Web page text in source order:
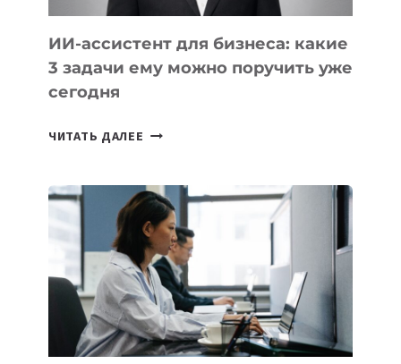
ИИ-ассистент для бизнеса: какие
3 задачи ему можно поручить уже
сегодня
ЧИТАТЬ ДАЛЕЕ ИИ-
БИЗНЕСА:
КАКИЕ
3
ЗАДАЧИ
ЕМУ
МОЖНО
ПОРУЧИТЬ
УЖЕ